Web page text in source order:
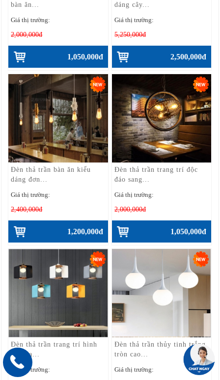
bàn ăn...
Giá thị trường:
2,000,000đ
1,050,000đ
dáng cây...
Giá thị trường:
5,250,000đ
2,500,000đ
Đèn thả trần bàn ăn kiểu
dáng đơn...
Giá thị trường:
2,400,000đ
1,200,000đ
Đèn thả trần trang trí độc
đáo sang...
Giá thị trường:
2,000,000đ
1,050,000đ
Đèn thả trần trang trí hình
hộp đa...
Giá thị trường:
Đèn thả trần thủy tinh trắng
tròn cao...
Giá thị trường: